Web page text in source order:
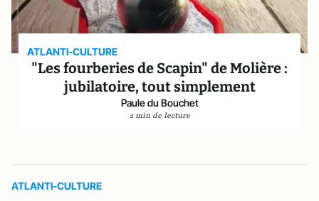
ATLANTI-CULTURE
"Les fourberies de Scapin" de Molière :
jubilatoire, tout simplement
Paule du Bouchet
2 min de lecture
ATLANTI-CULTURE